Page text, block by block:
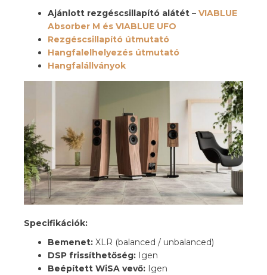
Ajánlott rezgéscsillapító alátét – VIABLUE
Absorber M és VIABLUE UFO
Rezgéscsillapító útmutató
Hangfalelhelyezés útmutató
Hangfalállványok
Specifikációk:
Bemenet: XLR (balanced / unbalanced)
DSP frissíthetőség: Igen
Beépített WiSA vevő: Igen